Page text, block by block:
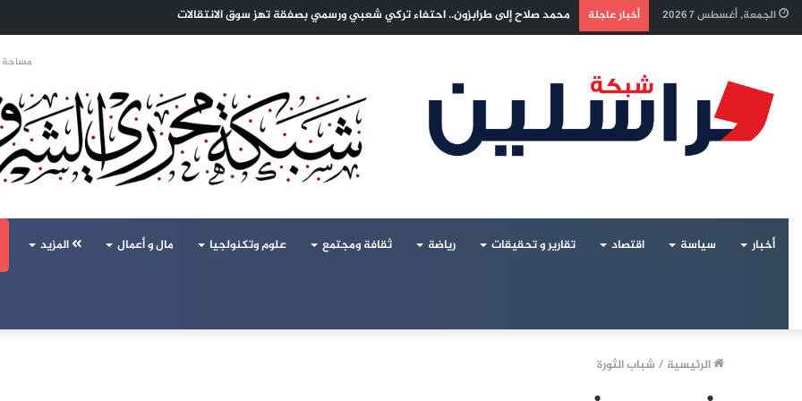
الجمعة, أغسطس 7 2026 أخبار عاجلة إسرائيل تراقب «اتفاق مكة» بقلق.. تحالف تركيا والسعودية وباكستان يفتح أسئلة جديدة حول ميزان القوى الإقليمي
مساحة
أخبار سياسة اقتصاد تقارير و تحقيقات رياضة ثقافة ومجتمع علوم وتكنولجيا مال و أعمال المزيد
الرئيسية / شباب الثورة